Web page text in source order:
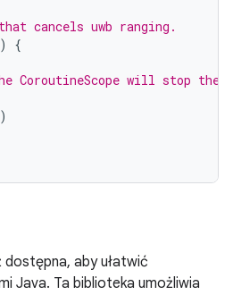
cancels uwb ranging.
{
CoroutineScope will stop the
dostępna, aby ułatwić
Java. Ta biblioteka umożliwia